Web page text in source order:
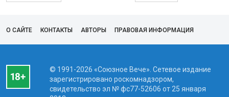
О САЙТЕ КОНТАКТЫ АВТОРЫ ПРАВОВАЯ ИНФОРМАЦИЯ
© 1991-2026 «Союзное Вече». Сетевое издание
зарегистрировано роскомнадзором,
свидетельство эл № фc77-52606 от 25 января